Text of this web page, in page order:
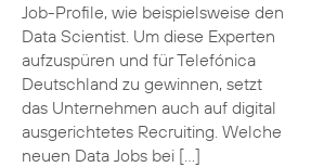
Job-Profile, wie beispielsweise den
Data Scientist. Um diese Experten
aufzuspüren und für Telefónica
Deutschland zu gewinnen, setzt
das Unternehmen auch auf digital
ausgerichtetes Recruiting. Welche
neuen Data Jobs bei […]